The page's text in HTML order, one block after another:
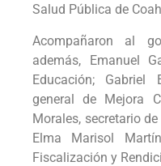
Salud Pública de
Acompañaron al
además, Emanuel
Educación; Gabriel
general de Mejora
Morales, secretario
Elma Marisol
Fiscalización y